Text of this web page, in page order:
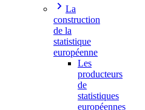
La
construction
de la
statistique
européenne
Les
producteurs
de
statistiques
européennes